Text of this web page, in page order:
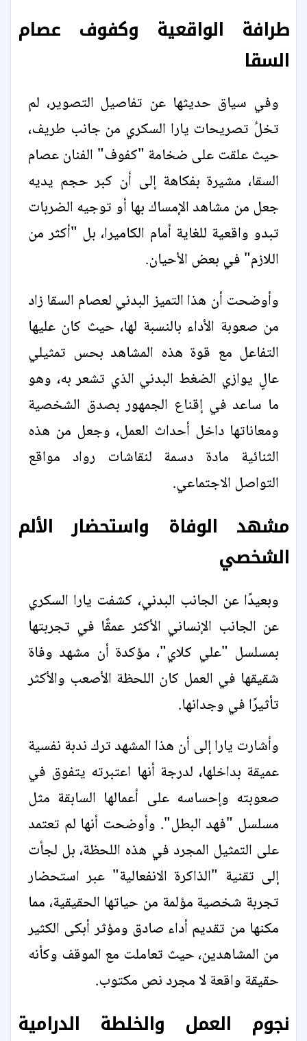
طرافة الواقعية وكفوف عصام
السقا
وفي سياق حديثها عن تفاصيل التصوير، لم
تخلُ تصريحات يارا السكري من جانب طريف،
حيث علقت على ضخامة "كفوف" الفنان عصام
السقا، مشيرة بفكاهة إلى أن كبر حجم يديه
جعل من مشاهد الإمساك بها أو توجيه الضربات
تبدو واقعية للغاية أمام الكاميرا، بل "أكثر من
اللازم" في بعض الأحيان.
وأوضحت أن هذا التميز البدني لعصام السقا زاد
من صعوبة الأداء بالنسبة لها، حيث كان عليها
التفاعل مع قوة هذه المشاهد بحس تمثيلي
عالٍ يوازي الضغط البدني الذي تشعر به، وهو
ما ساعد في إقناع الجمهور بصدق الشخصية
ومعاناتها داخل أحداث العمل، وجعل من هذه
الثنائية مادة دسمة لنقاشات رواد مواقع
التواصل الاجتماعي.
مشهد الوفاة واستحضار الألم
الشخصي
وبعيدًا عن الجانب البدني، كشفت يارا السكري
عن الجانب الإنساني الأكثر عمقًا في تجربتها
بمسلسل "علي كلاي"، مؤكدة أن مشهد وفاة
شقيقها في العمل كان اللحظة الأصعب والأكثر
تأثيرًا في وجدانها.
وأشارت يارا إلى أن هذا المشهد ترك ندبة نفسية
عميقة بداخلها، لدرجة أنها اعتبرته يتفوق في
صعوبته وإحساسه على أعمالها السابقة مثل
مسلسل "فهد البطل". وأوضحت أنها لم تعتمد
على التمثيل المجرد في هذه اللحظة، بل لجأت
إلى تقنية "الذاكرة الانفعالية" عبر استحضار
تجربة شخصية مؤلمة من حياتها الحقيقية، مما
مكنها من تقديم أداء صادق ومؤثر أبكى الكثير
من المشاهدين، حيث تعاملت مع الموقف وكأنه
حقيقة واقعة لا مجرد نص مكتوب.
نجوم العمل والخلطة الدرامية